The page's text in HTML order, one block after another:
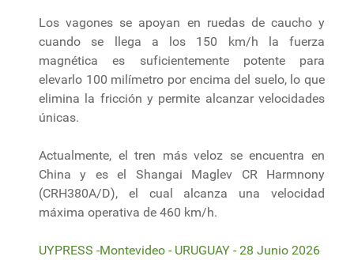
Los vagones se apoyan en ruedas de caucho y
cuando se llega a los 150 km/h la fuerza
magnética es suficientemente potente para
elevarlo 100 milímetro por encima del suelo, lo que
elimina la fricción y permite alcanzar velocidades
únicas.
Actualmente, el tren más veloz se encuentra en
China y es el Shangai Maglev CR Harmnony
(CRH380A/D), el cual alcanza una velocidad
máxima operativa de 460 km/h.
UYPRESS -Montevideo - URUGUAY - 28 Junio 2026